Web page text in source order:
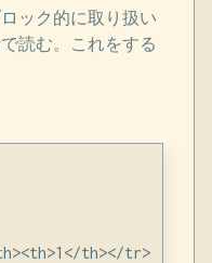
ック的に取り扱い
読む。これをする
th></tr>